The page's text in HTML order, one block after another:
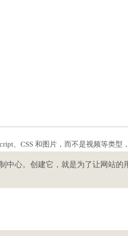
、CSS 和图片，而不是视频等类型
中心。创建它，就是为了让网站